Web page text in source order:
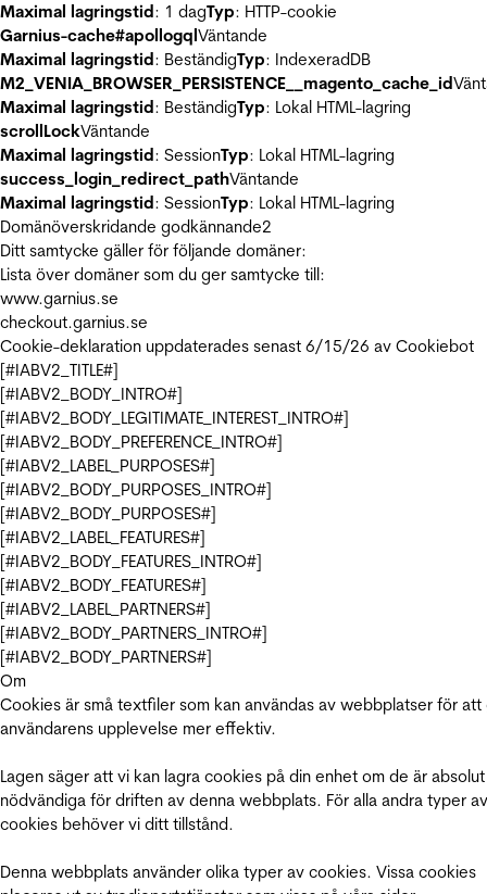
Maximal lagringstid: 1 dagTyp: HTTP-cookie
Garnius-cache#apollogqlVäntande
Maximal lagringstid: BeständigTyp: IndexeradDB
M2_VENIA_BROWSER_PERSISTENCE__magento_cache_id
Maximal lagringstid: BeständigTyp: Lokal HTML-lagring
scrollLockVäntande
Maximal lagringstid: SessionTyp: Lokal HTML-lagring
success_login_redirect_pathVäntande
Maximal lagringstid: SessionTyp: Lokal HTML-lagring
Domänöverskridande godkännande2
Ditt samtycke gäller för följande domäner:
Lista över domäner som du ger samtycke till:
www.garnius.se
checkout.garnius.se
Cookie-deklaration uppdaterades senast 6/15/26 av Cookiebot
[#IABV2_TITLE#]
[#IABV2_BODY_INTRO#]
[#IABV2_BODY_LEGITIMATE_INTEREST_INTRO#]
[#IABV2_BODY_PREFERENCE_INTRO#]
[#IABV2_LABEL_PURPOSES#]
[#IABV2_BODY_PURPOSES_INTRO#]
[#IABV2_BODY_PURPOSES#]
[#IABV2_LABEL_FEATURES#]
[#IABV2_BODY_FEATURES_INTRO#]
[#IABV2_BODY_FEATURES#]
[#IABV2_LABEL_PARTNERS#]
[#IABV2_BODY_PARTNERS_INTRO#]
[#IABV2_BODY_PARTNERS#]
Om
Cookies är små textfiler som kan användas av webbplatser för att
användarens upplevelse mer effektiv.
Lagen säger att vi kan lagra cookies på din enhet om de är absolut
nödvändiga för driften av denna webbplats. För alla andra typer av
cookies behöver vi ditt tillstånd.
Denna webbplats använder olika typer av cookies. Vissa cookies